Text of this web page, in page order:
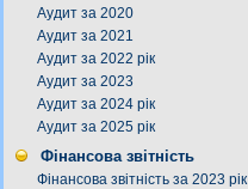
Аудит за 2020
Аудит за 2021
Аудит за 2022 рік
Аудит за 2023
Аудит за 2024 рік
Аудит за 2025 рік
Фінансова звітність
Фінансова звітність за 2023 рік